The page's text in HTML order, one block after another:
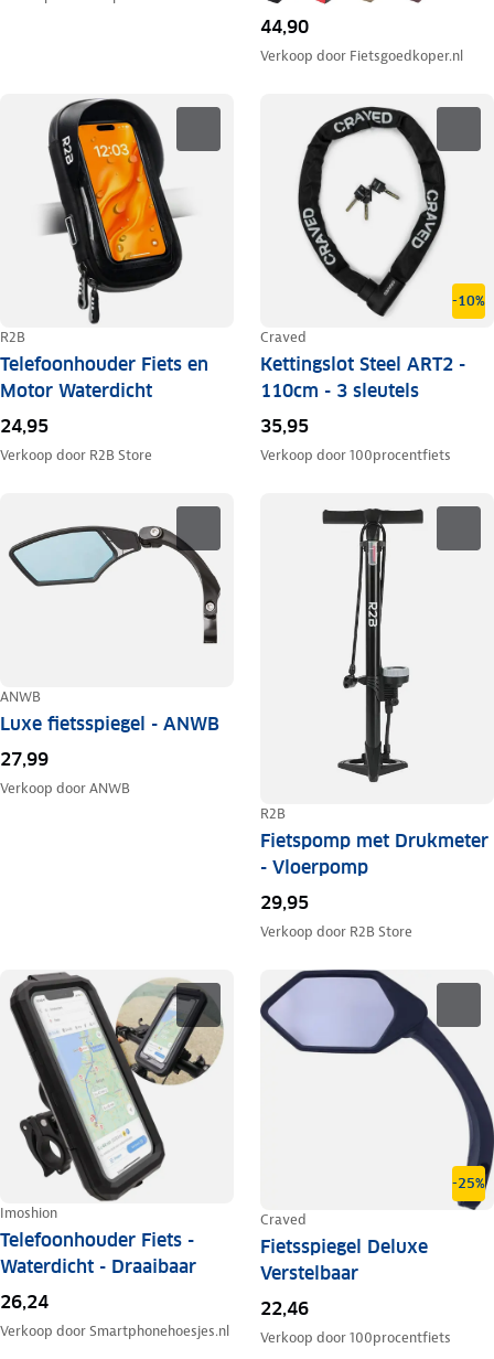
44,90
Verkoop door Fietsgoedkoper.nl
R2B
Telefoonhouder Fiets en
Motor Waterdicht
24,95
Verkoop door R2B Store
-10%
Craved
Kettingslot Steel ART2 -
110cm - 3 sleutels
35,95
Verkoop door100procentfiets
ANWB
Luxe fietsspiegel - ANWB
27,99
Verkoop doorANWB
R2B
Fietspomp met Drukmeter
- Vloerpomp
29,95
Verkoop door R2B Store
Imoshion
Telefoonhouder Fiets -
Waterdicht - Draaibaar
26,24
Verkoop doorSmartphonehoesjes.nl
-25%
Craved
Fietsspiegel Deluxe
Verstelbaar
22,46
Verkoop door100procentfiets